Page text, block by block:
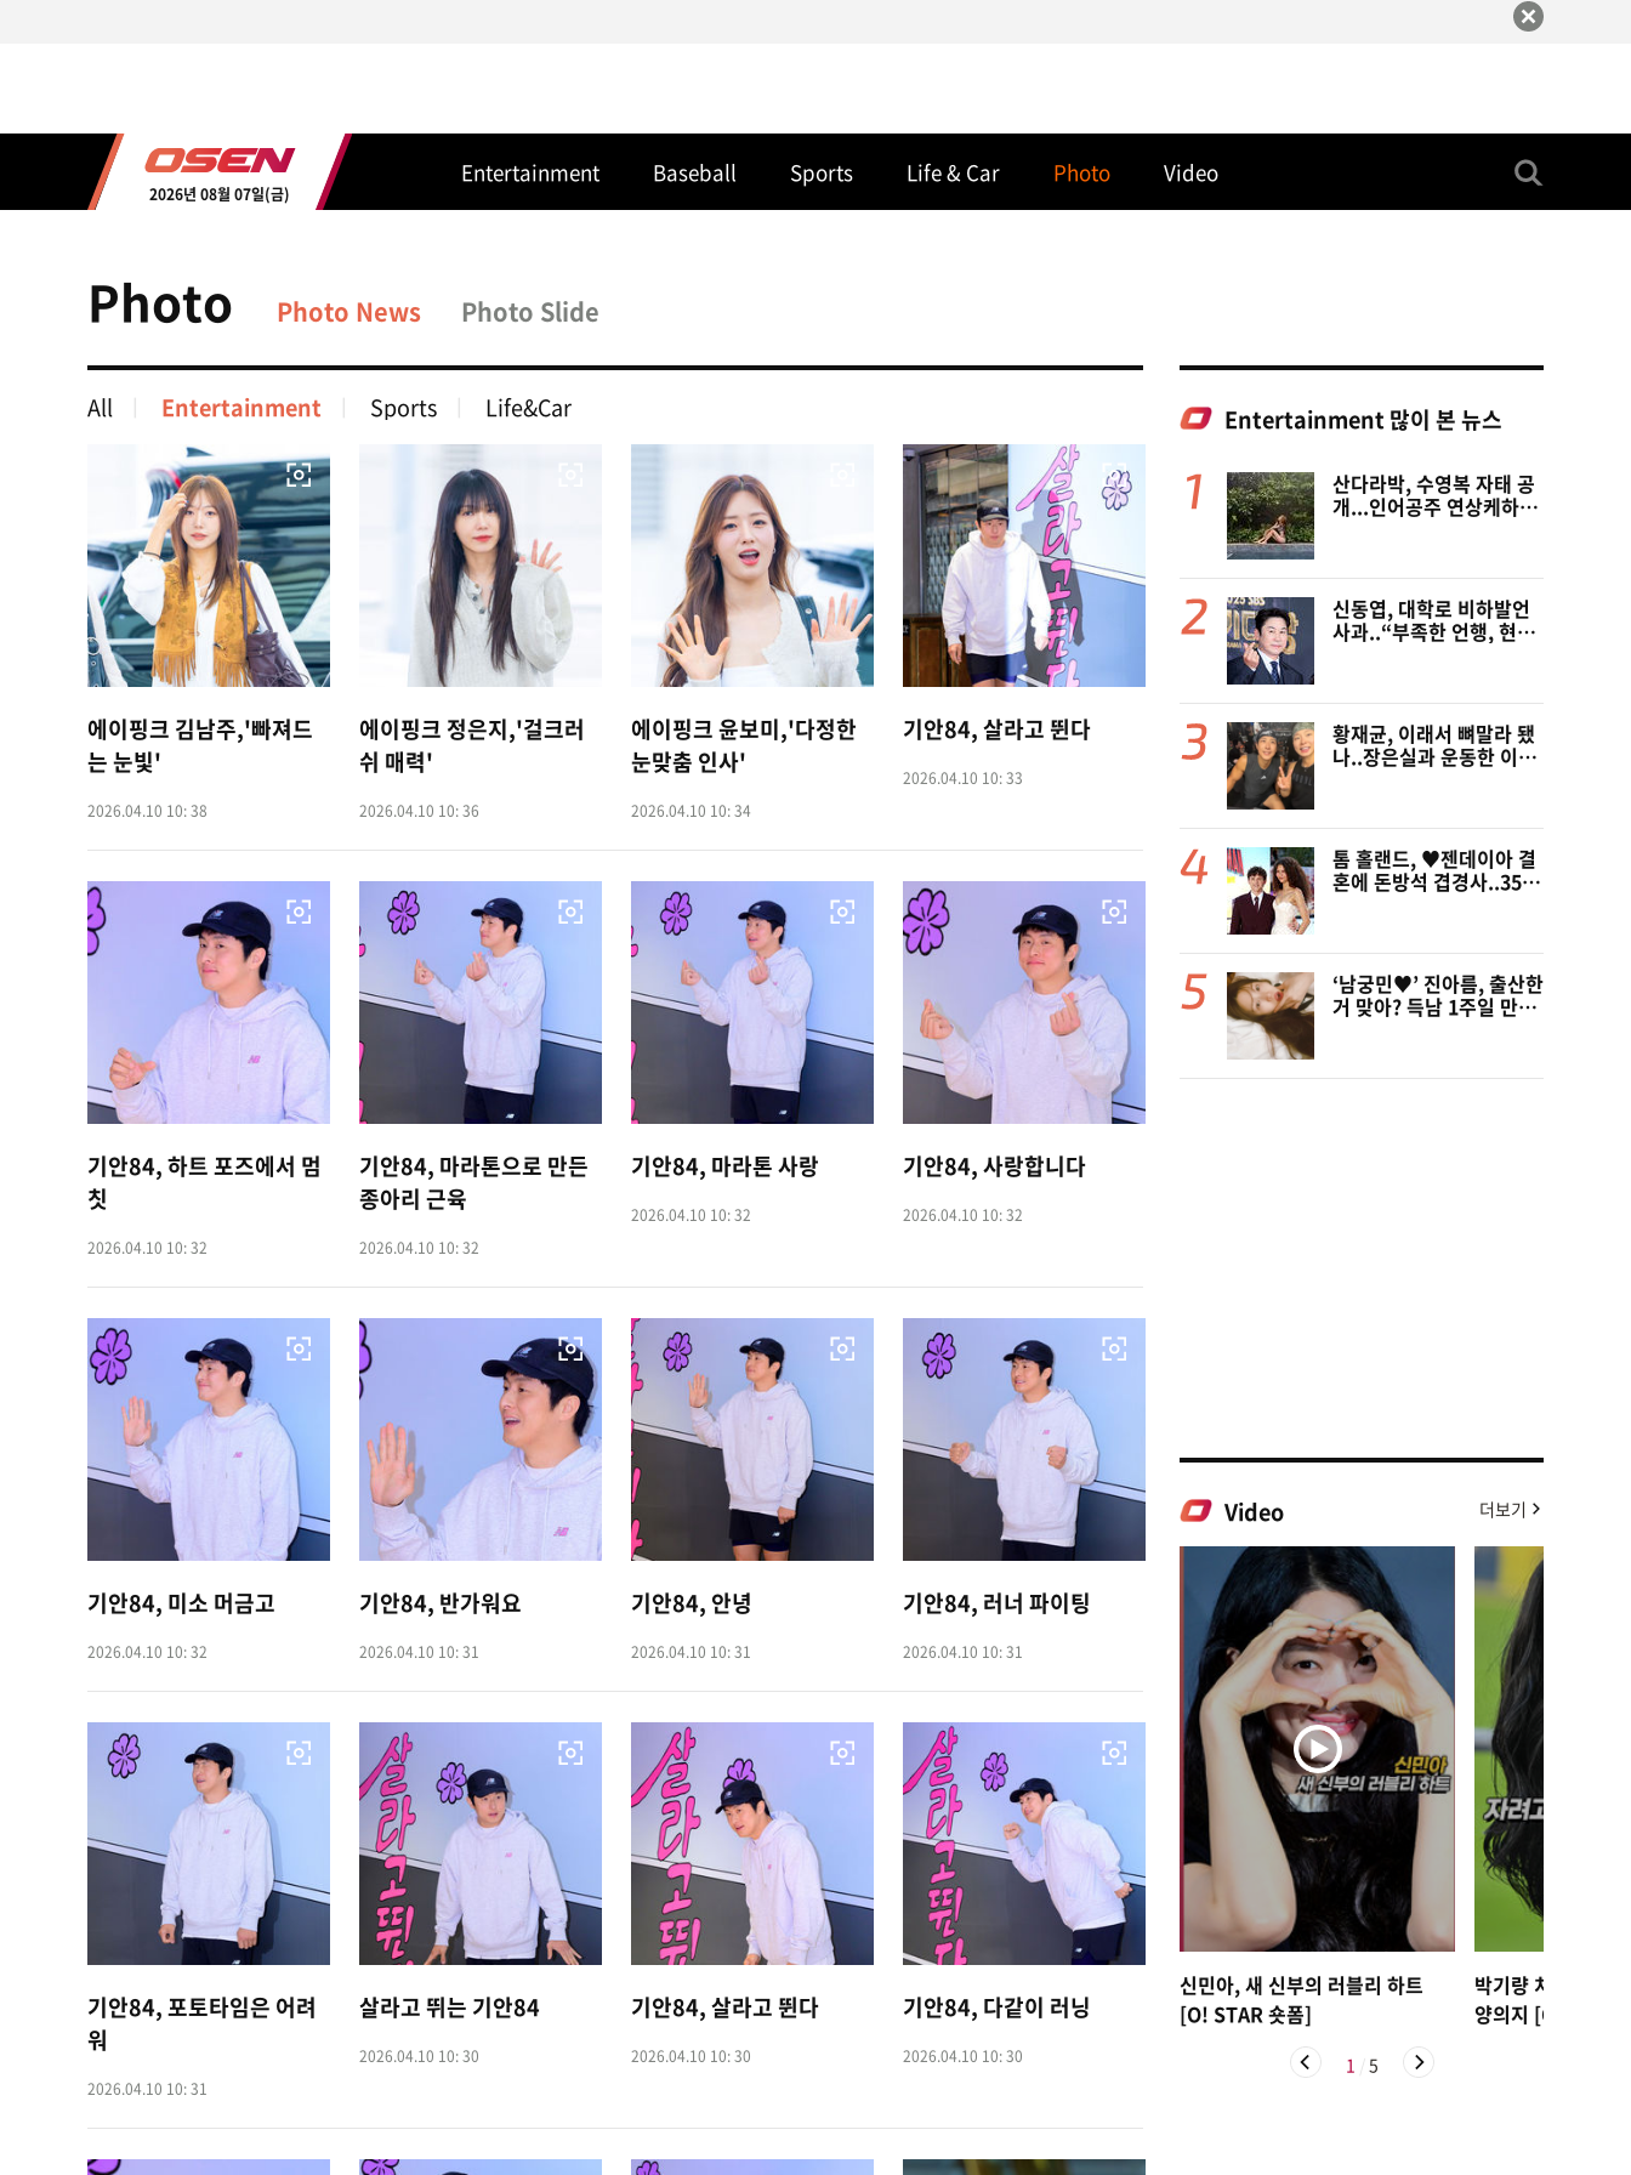
2026년 08월 07일(금)
Entertainment Baseball Sports Life & Car Photo Video
Photo Photo News Photo Slide
All Entertainment Sports Life&Car
에이핑크 김남주,'빠져드
는 눈빛'
2026.04.10 10: 38
에이핑크 정은지,'걸크러
쉬 매력'
2026.04.10 10: 36
에이핑크 윤보미,'다정한
눈맞춤 인사'
2026.04.10 10: 34
기안84, 살라고 뛴다
2026.04.10 10: 33
기안84, 하트 포즈에서 멈
칫
2026.04.10 10: 32
기안84, 마라톤으로 만든
종아리 근육
2026.04.10 10: 32
기안84, 마라톤 사랑
2026.04.10 10: 32
기안84, 사랑합니다
2026.04.10 10: 32
기안84, 미소 머금고
2026.04.10 10: 32
기안84, 반가워요
2026.04.10 10: 31
기안84, 안녕
2026.04.10 10: 31
기안84, 러너 파이팅
2026.04.10 10: 31
기안84, 포토타임은 어려
워
2026.04.10 10: 31
살라고 뛰는 기안84
2026.04.10 10: 30
기안84, 살라고 뛴다
2026.04.10 10: 30
기안84, 다같이 러닝
2026.04.10 10: 30
Entertainment 많이 본 뉴스
산다라박, 수영복 자태 공
개...인어공주 연상케하는
신동엽, 대학로 비하발언
사과..“부족한 언행, 현장
황재균, 이래서 뼈말라 됐
나..장은실과 운동한 이유
톰 홀랜드, ♥︎젠데이아 결
혼에 돈방석 겹경사..350
‘남궁민♥’ 진아름, 출산한
거 맞아? 득남 1주일 만에
Video 더보기
신민아, 새 신부의 러블리 하트
[O! STAR 숏폼]
박기량 치어리더,
양의지 [O!
1 5